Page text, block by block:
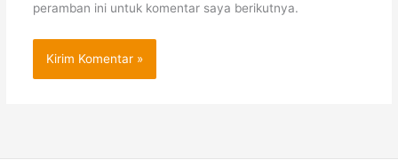
peramban ini untuk komentar saya berikutnya.